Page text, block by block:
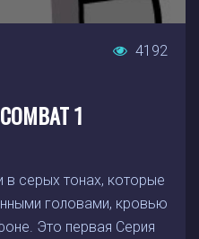
4192
1
серых тонах, которые
головами, кровью
Это первая Серия